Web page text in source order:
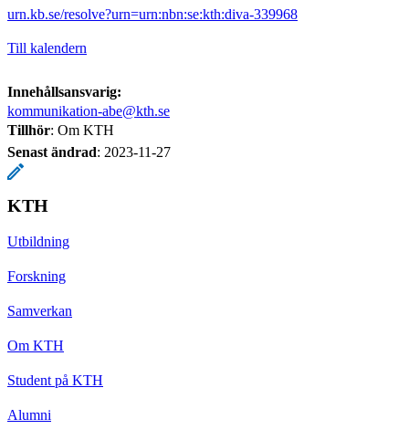
urn.kb.se/resolve?urn=urn:nbn:se:kth:diva-339968
Till kalendern
Innehållsansvarig:
kommunikation-abe@kth.se
Tillhör: Om KTH
Senast ändrad: 2023-11-27
KTH
Utbildning
Forskning
Samverkan
Om KTH
Student på KTH
Alumni